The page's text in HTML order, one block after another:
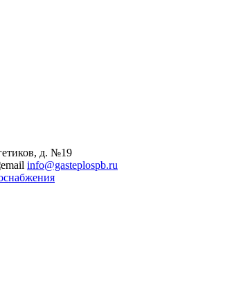
д. №19
info@gasteplospb.ru